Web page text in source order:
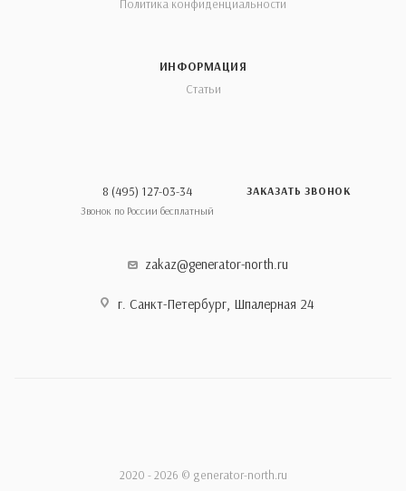
Политика конфиденциальности
ИНФОРМАЦИЯ
Статьи
8 (495) 127-03-34
Звонок по России бесплатный
ЗАКАЗАТЬ ЗВОНОК
zakaz@generator-north.ru
г. Санкт-Петербург, Шпалерная 24
2020 - 2026 © generator-north.ru